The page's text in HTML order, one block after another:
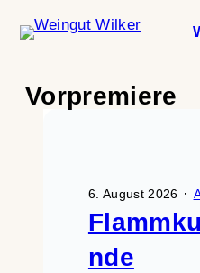
Zum
Vorpremiere
6. August 2026 ·
nde